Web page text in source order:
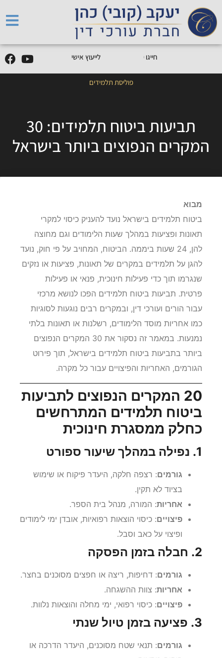
חייגו050- לייעוץ אישי
פוליסת תלמידים
תביעות ביטוח תלמידים: 30
המקרים הנפוצים ביותר בישראל
מבוא
ביטוח תלמידים בישראל נועד להעניק כיסוי למקרי
תאונות ופציעות במהלך שעות הלימודים וגם מחוצה
להן, 24 שעות ביממה. הביטוח, המחויב על פי חוק, נועד
להגן על תלמידים במקרים של תאונות, פציעות או נזקים
שנגרמו תוך כדי פעילות חינוכית, פנאי או פעילות
פרטית. תביעות ביטוח תלמידים הפכו לנושא מרכזי
עבור הורים ועורכי דין, ובמקרים רבים נוגעות לסוגיות
כמו אחריות מוסד הלימודים, רשלנות או תאונות בלתי
נמנעות. במאמר זה נסקור את 30 המקרים הנפוצים
ביותר בתביעות ביטוח תלמידים בישראל, תוך פירוט
הגורמים, האחריות והפיצויים עבור כל מקרה.
20 המקרים הנפוצים לתביעות
ביטוח תלמידים המתרחשים
כחלק ממסגרת חינוכית
1. נפילה במהלך שיעור ספורט
גורמים: רצפה חלקה, היעדר פיקוח או שימוש
בציוד לא תקין.
אחריות: המורה, מנהל בית הספר.
פיצויים: כיסוי הוצאות רפואיות, אובדן ימי לימודים
ופיצוי על כאב וסבל.
2. חבלה בזמן הפסקה
גורמים: דחיפות, ריצה או חפצים מסוכנים בחצר.
אחריות: צוות ההשגחה.
פיצויים: כיסוי רפואי, ימי מחלה והוצאות נלוות.
3. פציעה בזמן טיול שנתי
גורמים: תנאי שטח מסוכנים, היעדר הדרכה או